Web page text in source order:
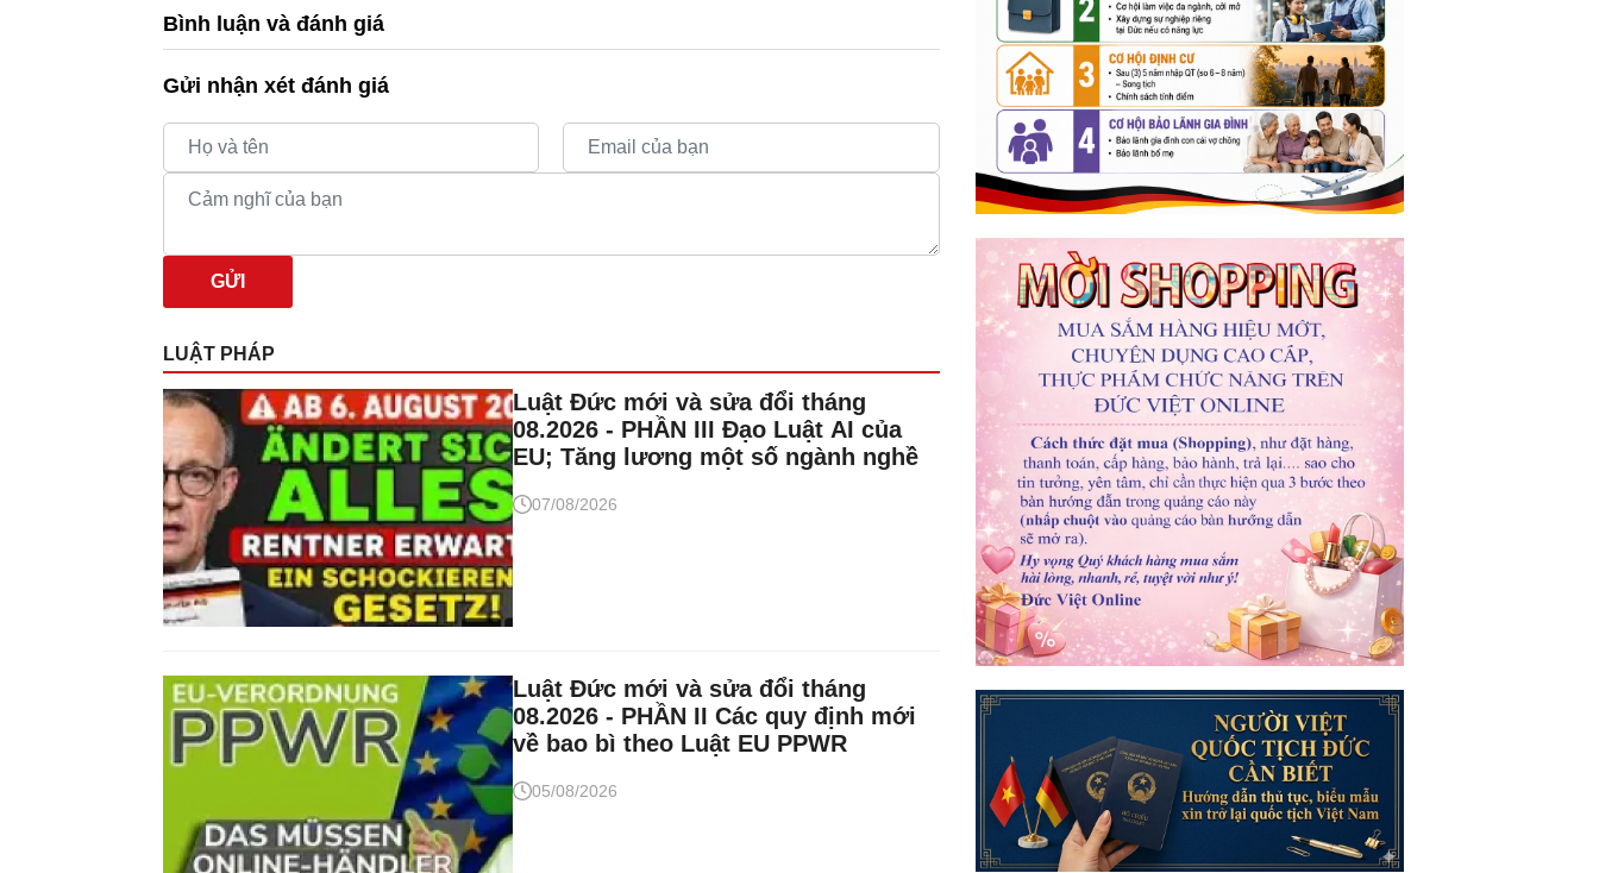
Bình luận và đánh giá
Gửi nhận xét đánh giá
GỬI
LUẬT PHÁP
Luật Đức mới và sửa đổi tháng
08.2026 - PHẦN III Đạo Luật AI của
EU; Tăng lương một số ngành nghề
07/08/2026
Luật Đức mới và sửa đổi tháng
08.2026 - PHẦN II Các quy định mới
về bao bì theo Luật EU PPWR
05/08/2026